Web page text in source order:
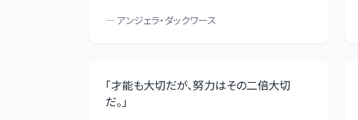
— アンジェラ・ダックワース
「才能も大切だが、努力はその二倍大切
だ。」